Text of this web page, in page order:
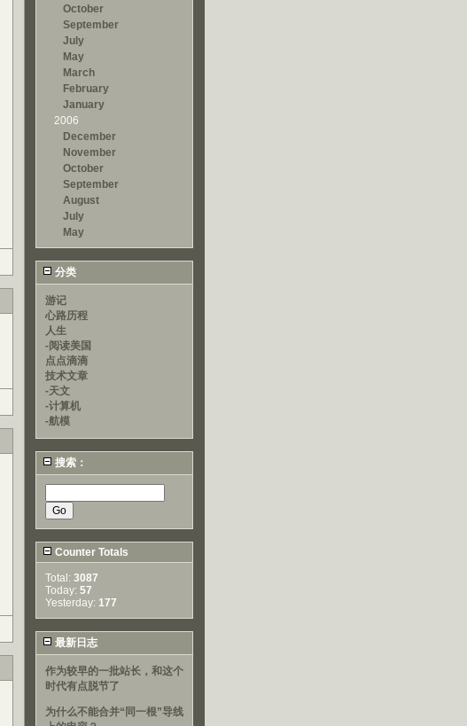
October
September
July
May
March
February
January
2006
December
November
October
September
August
July
May
分类
游记
心路历程
人生
-阅读美国
点点滴滴
技术文章
-天文
-计算机
-航模
搜索：
Counter Totals
Total: 3087
Today: 57
Yesterday: 177
最新日志
作为较早的一批站长，和这个
时代有点脱节了
为什么不能合并“同一根”导线